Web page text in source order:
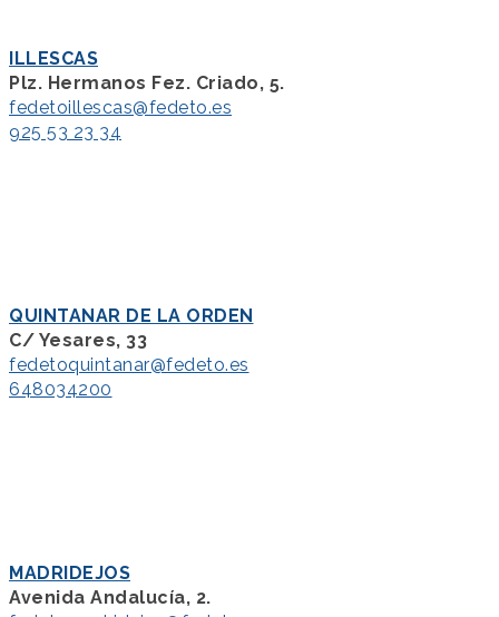
ILLESCAS
Plz. Hermanos Fez. Criado, 5.
fedetoillescas@fedeto.es
925 53 23 34
QUINTANAR DE LA ORDEN
C/ Yesares, 33
fedetoquintanar@fedeto.es
648034200
MADRIDEJOS
Avenida Andalucía, 2.